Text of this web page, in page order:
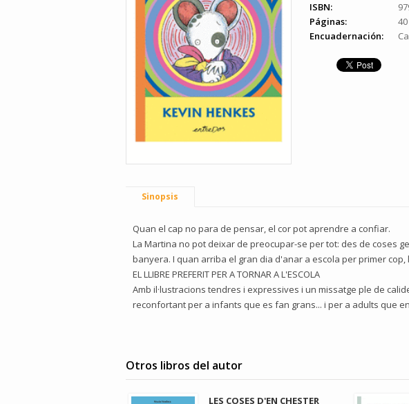
ISBN:
Páginas:
40
Encuadernación:
Sinopsis
Quan el cap no para de pensar, el cor pot aprendre a confiar.
La Martina no pot deixar de preocupar-se per tot: des de coses
banyera. I quan arriba el gran dia d'anar a escola per primer
EL LLIBRE PREFERIT PER A TORNAR A L'ESCOLA
Amb il·lustracions tendres i expressives i un missatge ple de
reconfortant per a infants que es fan grans... i per a adults que
Otros libros del autor
LES COSES D'EN CHESTER